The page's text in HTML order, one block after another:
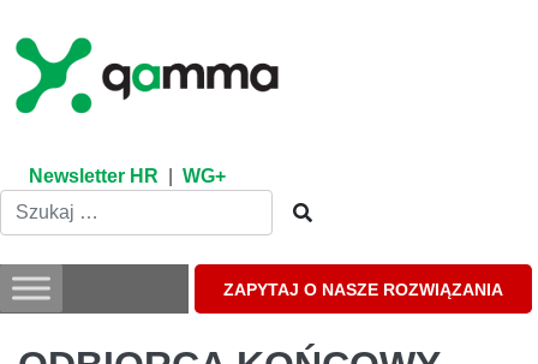
content
Newsletter HR WG+
ZAPYTAJ O NASZE ROZWIĄZANIA